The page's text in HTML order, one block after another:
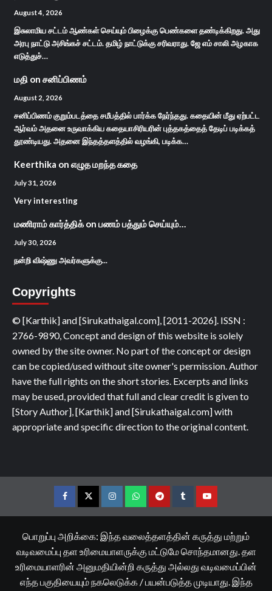
August 4, 2026
இசுலாமிய சட்டம் ஆண்கள் செய்யும் பிழைக்கு பெண்களை தண்டிக்கிறது. அது
அரபு நாட்டு அசிங்கச் சட்டம். தமிழ் நாட்டுக்கு சரிவராது. ஜே எம் சாலி அழகாக
எடுத்துச்…
மதி on சனிப்பிணம்
August 2, 2026
சனிப்பிணம் குறும்படத்தை சமீபத்தில் பார்க்க நேர்ந்தது. கதையின் மீது ஏற்பட்ட
ஆர்வம் அதனை உருவாக்கிய கதையாசிரியரின் புத்தகத்தைத் தேடிப் படிக்கத்
தூண்டியது. அதனை இந்தத்தளத்தில் வழங்கி, படிக்க…
Keerthika on எழுத மறந்த கதை
July 31, 2026
Very interesting
மணிராம் கார்த்திக்on பணம் பத்தும் செய்யும்…
July 30, 2026
நன்றி விஷ்ணு அவர்களுக்கு...
Copyrights
© [Karthik] and [Sirukathaigal.com], [2011-2026]. ISSN :
2766-9890, Concept and design of this website is solely
owned by the site owner. No part of the concept or design
can be copied/used without site owner's permission. Author
have the full rights on the short stories. Excerpts and links
may be used, provided that full and clear credit is given to
[Story Author], [Karthik] and [Sirukathaigal.com] with
appropriate and specific direction to the original content.
FacebookTwitterInstagramWhatsappTelegramTumblrYouTube
பொறுப்பு அறிக்கை: இந்த வலைத்தளத்தின் கருத்து மற்றும்
வடிவமைப்பு தள உரிமையாளருக்கு மட்டுமே சொந்தமானது. தள
உரிமையாளரின் அனுமதியின்றி கருத்து அல்லது வடிவமைப்பின்
எந்த பகுதியையும் நகலெடுக்க / பயன்படுத்த முடியாது. இந்த